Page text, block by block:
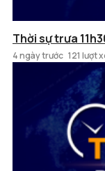
Thời sự trưa
4 ngày trước 121 lượt